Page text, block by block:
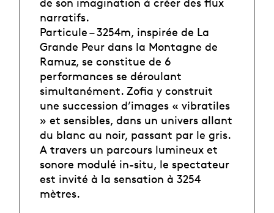
narratifs.
Particule – 3254m, inspirée de La
Grande Peur dans la Montagne de
Ramuz, se constitue de 6
performances se déroulant
simultanément. Zofia y construit
une succession d’images « vibratiles
» et sensibles, dans un univers allant
du blanc au noir, passant par le gris.
A travers un parcours lumineux et
sonore modulé in-situ, le spectateur
est invité à la sensation à 3254
mètres.